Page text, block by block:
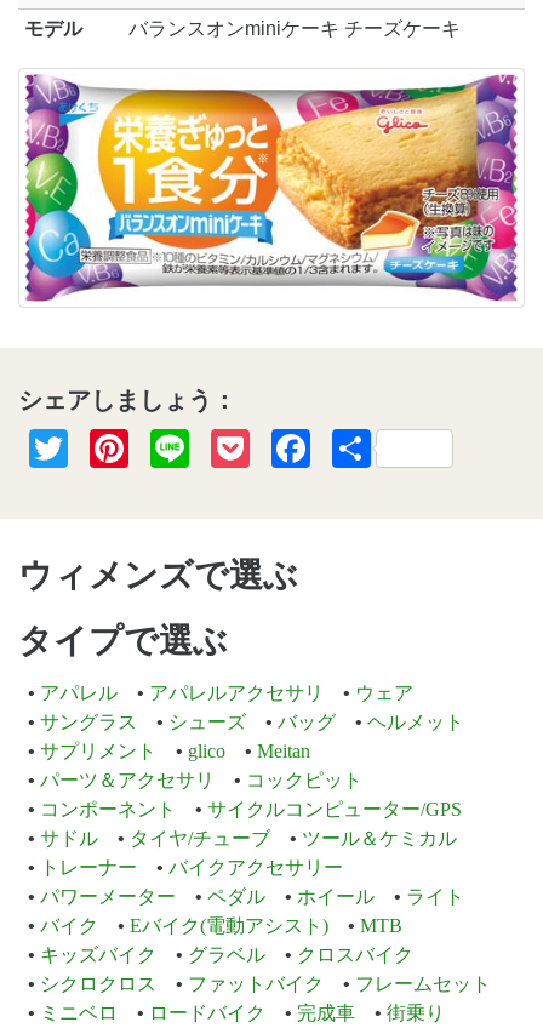
モデル
バランスオンminiケーキ チーズケーキ
シェアしましょう：
TwitterPinterest
Line PocketFacebook
共
ウィメンズで選ぶ
タイプで選ぶ
アパレル アパレルアクセサリ
ウェア
サングラス
シューズ バッグ
ヘルメット
サプリメント
glico
Meitan
パーツ＆アクセサリ
コックピット
コンポーネント
サイクルコンピューター/GPS
サドル
タイヤ/チューブ
ツール＆ケミカル
トレーナー
バイクアクセサリー
パワーメーター
ペダル ホイール
ライト
バイク
Eバイク(電動アシスト)
MTB
キッズバイク
グラベル
クロスバイク
シクロクロス
ファットバイク
フレームセット
ミニベロ
ロードバイク 完成車
街乗り